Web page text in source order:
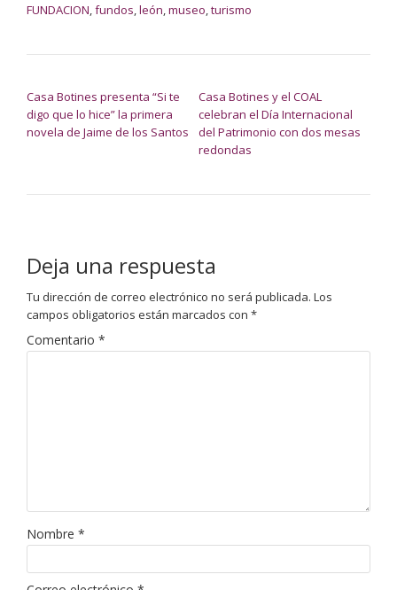
FUNDACION,fundos,león,museo,turismo
Casa Botines presenta “Si te
digo que lo hice” la primera
novela de Jaime de los Santos
Casa Botines y el COAL
celebran el Día Internacional
del Patrimonio con dos mesas
redondas
Deja una respuesta
Tu dirección de correo electrónico no será publicada. Los
campos obligatorios están marcados con *
Comentario *
Nombre *